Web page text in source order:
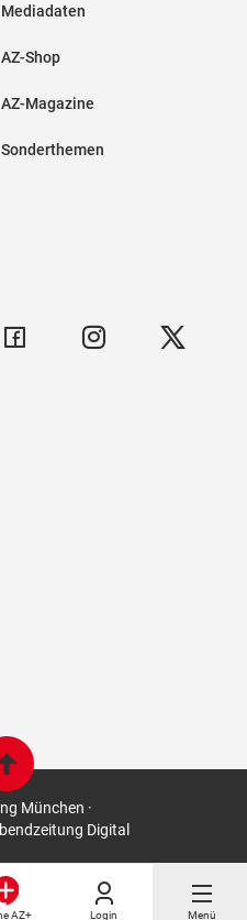
AZ+ Login Menü
Mediadaten
AZ-Shop
AZ-Magazine
Sonderthemen
München ·
Digital